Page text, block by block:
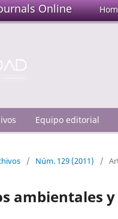
Online
Equipo editorial
/ Núm. 129 (2011) /
ambientales